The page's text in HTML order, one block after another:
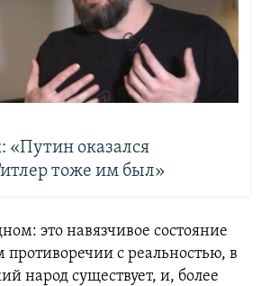
оказался
тоже им был»
это навязчивое состояние
противоречии с реальностью, в
народ существует, и, более